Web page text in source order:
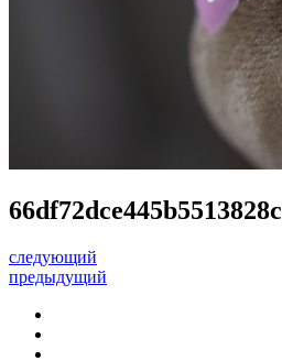
следующий
предыдущий